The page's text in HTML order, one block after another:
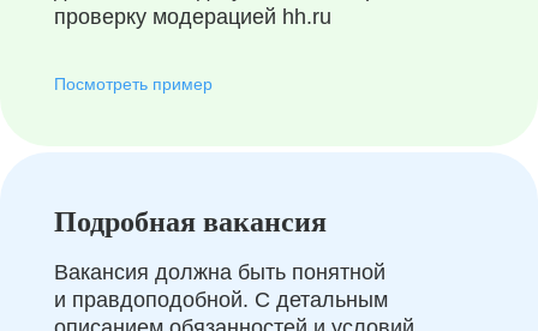
проверку модерацией hh.ru
Посмотреть пример
Подробная вакансия
Вакансия должна быть понятной
и правдоподобной. С детальным